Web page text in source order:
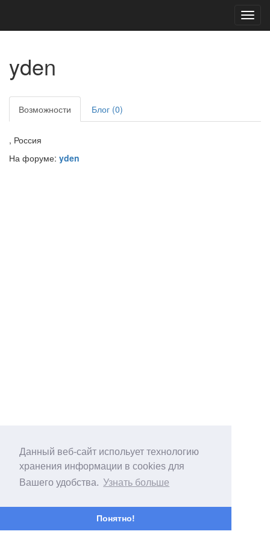
Данный веб-сайт испольует технологию
хранения информации в cookies для
Вашего удобства. Узнать больше
Понятно!
yden
Возможности Блог (0)
, Россия
На форуме: yden